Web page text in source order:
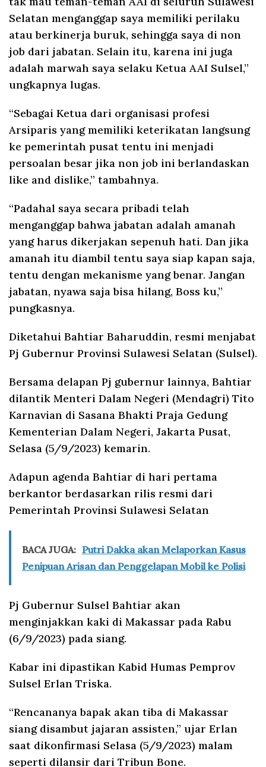
Selatan menganggap saya memiliki perilaku
atau berkinerja buruk, sehingga saya di non
job dari jabatan. Selain itu, karena ini juga
adalah marwah saya selaku Ketua AAI Sulsel,”
ungkapnya lugas.
“Sebagai Ketua dari organisasi profesi
Arsiparis yang memiliki keterikatan langsung
ke pemerintah pusat tentu ini menjadi
persoalan besar jika non job ini berlandaskan
like and dislike,” tambahnya.
“Padahal saya secara pribadi telah
menganggap bahwa jabatan adalah amanah
yang harus dikerjakan sepenuh hati. Dan jika
amanah itu diambil tentu saya siap kapan saja,
tentu dengan mekanisme yang benar. Jangan
jabatan, nyawa saja bisa hilang, Boss ku,”
pungkasnya.
Diketahui Bahtiar Baharuddin, resmi menjabat
Pj Gubernur Provinsi Sulawesi Selatan (Sulsel).
Bersama delapan Pj gubernur lainnya, Bahtiar
dilantik Menteri Dalam Negeri (Mendagri) Tito
Karnavian di Sasana Bhakti Praja Gedung
Kementerian Dalam Negeri, Jakarta Pusat,
Selasa (5/9/2023) kemarin.
Adapun agenda Bahtiar di hari pertama
berkantor berdasarkan rilis resmi dari
Pemerintah Provinsi Sulawesi Selatan
BACA JUGA: Putri Dakka akan Melaporkan Kasus
Penipuan Arisan dan Penggelapan Mobil ke Polisi
Pj Gubernur Sulsel Bahtiar akan
menginjakkan kaki di Makassar pada Rabu
(6/9/2023) pada siang.
Kabar ini dipastikan Kabid Humas Pemprov
Sulsel Erlan Triska.
“Rencananya bapak akan tiba di Makassar
siang disambut jajaran assisten,” ujar Erlan
saat dikonfirmasi Selasa (5/9/2023) malam
seperti dilansir dari Tribun Bone.